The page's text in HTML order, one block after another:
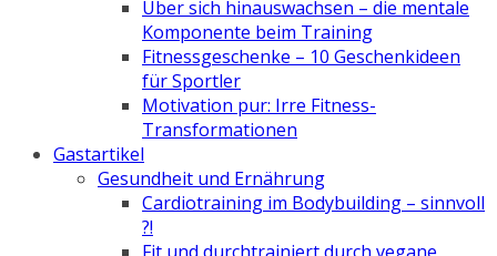
Über sich hinauswachsen – die mentale
Komponente beim Training
Fitnessgeschenke – 10 Geschenkideen
für Sportler
Motivation pur: Irre Fitness-
Transformationen
Gastartikel
Gesundheit und Ernährung
Cardiotraining im Bodybuilding – sinnvoll
?!